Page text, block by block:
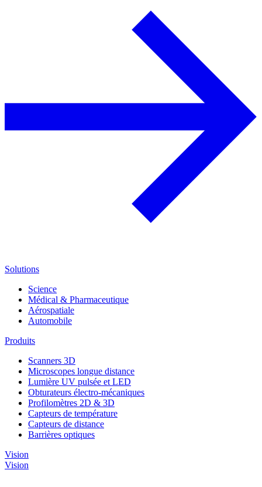
Solutions
Science
Médical & Pharmaceutique
Aérospatiale
Automobile
Produits
Scanners 3D
Microscopes longue distance
Lumière UV pulsée et LED
Obturateurs électro-mécaniques
Profilomètres 2D & 3D
Capteurs de température
Capteurs de distance
Barrières optiques
Vision
Vision